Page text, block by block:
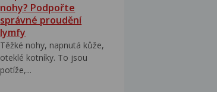
nohy? Podpořte
správné proudění
lymfy
Těžké nohy, napnutá kůže,
oteklé kotníky. To jsou
potíže,...